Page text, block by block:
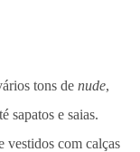
tons de nude,
sapatos e saias.
vestidos com calças